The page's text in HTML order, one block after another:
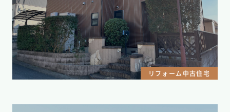
リフォーム中古住宅